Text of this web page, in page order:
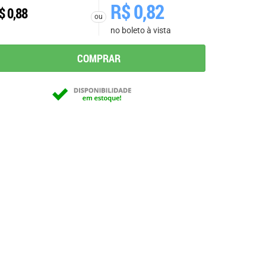
0,88 ou R$0,82
no boleto à vista
COMPRAR